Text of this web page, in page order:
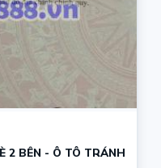
2 BÊN - Ô TÔ TRÁNH